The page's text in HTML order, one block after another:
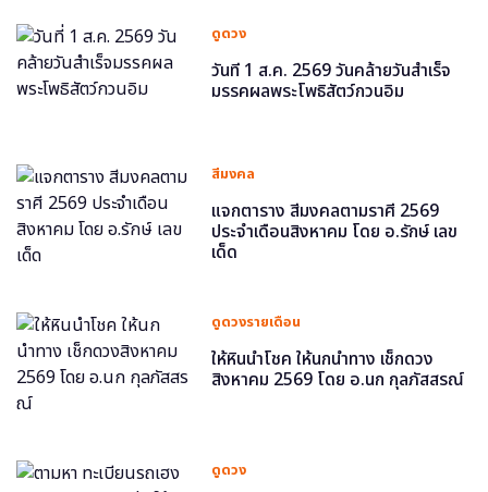
ดูดวง
วันที่ 1 ส.ค. 2569 วันคล้ายวันสำเร็จ
มรรคผลพระโพธิสัตว์กวนอิม
สีมงคล
แจกตาราง สีมงคลตามราศี 2569
ประจำเดือนสิงหาคม โดย อ.รักษ์ เลข
เด็ด
ดูดวงรายเดือน
ให้หินนำโชค ให้นกนำทาง เช็กดวง
สิงหาคม 2569 โดย อ.นก กุลภัสสรณ์
ดูดวง